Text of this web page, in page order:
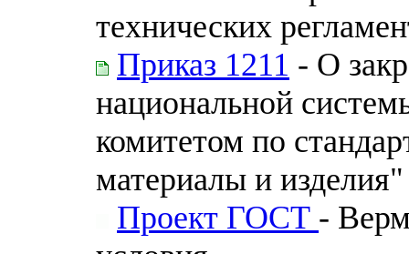
технических
Приказ 1211 - О
национальной
комитетом по
материалы и
Проект ГОСТ -